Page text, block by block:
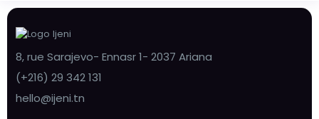
8, rue Sarajevo- Ennasr 1- 2037 Ariana
(+216) 29 342 131
hello@ijeni.tn